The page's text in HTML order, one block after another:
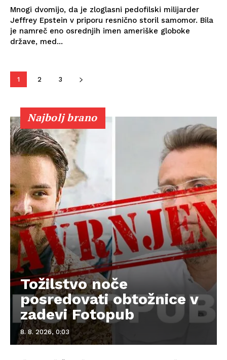
Mnogi dvomijo, da je zloglasni pedofilski milijarder
Jeffrey Epstein v priporu resnično storil samomor. Bila
je namreč eno osrednjih imen ameriške globoke
države, med...
1 2 3
Najbolj brano
Tožilstvo noče
posredovati obtožnice v
zadevi Fotopub
8. 8. 2026, 0:03